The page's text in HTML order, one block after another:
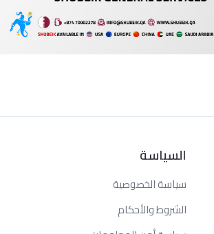
السياسة
سياسة الخصوصية
الشروط والأحكام